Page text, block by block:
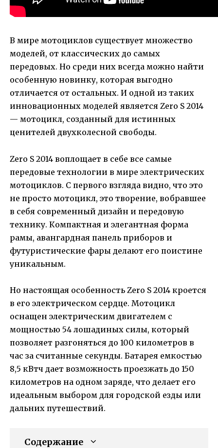
В мире мотоциклов существует множество
моделей, от классических до самых
передовых. Но среди них всегда можно найти
особенную новинку, которая выгодно
отличается от остальных. И одной из таких
инновационных моделей является Zero S 2014
— мотоцикл, созданный для истинных
ценителей двухколесной свободы.
Zero S 2014 воплощает в себе все самые
передовые технологии в мире электрических
мотоциклов. С первого взгляда видно, что это
не просто мотоцикл, это творение, вобравшее
в себя современный дизайн и передовую
технику. Компактная и элегантная форма
рамы, авангардная панель приборов и
футуристические фары делают его поистине
уникальным.
Но настоящая особенность Zero S 2014 кроется
в его электрическом сердце. Мотоцикл
оснащен электрическим двигателем с
мощностью 54 лошадиных силы, который
позволяет разгоняться до 100 километров в
час за считанные секунды. Батарея емкостью
8,5 кВтч дает возможность проезжать до 150
километров на одном заряде, что делает его
идеальным выбором для городской езды или
дальних путешествий.
Содержание